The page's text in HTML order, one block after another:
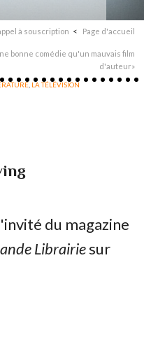
à souscription Page d'accueil
bonne comédie qu'un mauvais film
d'auteur»
LA TÉLÉVISION
du magazine
Librairiesur